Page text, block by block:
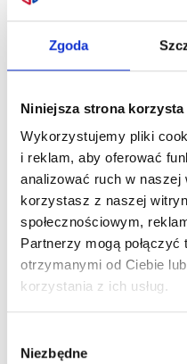
Zgoda
Niniejsza strona
Wykorzystujemy pliki
i reklam, aby oferować
analizować ruch w
korzystasz z naszej
społecznościowym,
Partnerzy mogą
otrzymanymi od Ciebie
korzystania z ich usług.
zgody
Niezbędne